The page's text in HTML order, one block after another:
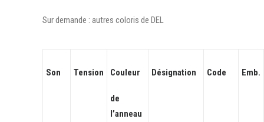
Sur demande : autres coloris de DEL
Son Tension Couleur
de
l’anneau
Désignation Code Emb.